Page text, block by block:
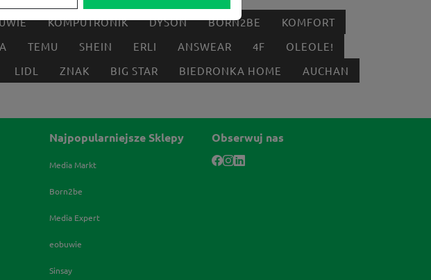
KOMPUTRONIK DYSON BORN2BE
KOMFORT
TEMU SHEIN ERLI ANSWEAR 4F
OLEOLE!
LIDL ZNAK BIG STAR BIEDRONKA HOME
AUCHAN
Najpopularniejsze Sklepy
Media Markt
Born2be
Media Expert
eobuwie
Sinsay
Obserwuj nas